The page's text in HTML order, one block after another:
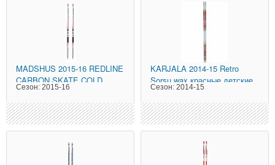
MADSHUS 2015-16 REDLINE
CARBON SKATE COLD
Сезон: 2015-16
KARJALA 2014-15 Retro
Sorsu wax красные детские
Сезон: 2014-15